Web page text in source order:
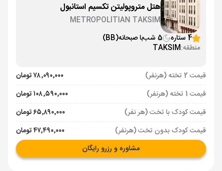
هتل متروپولیتن تکسیم استانبول
METROPOLITIAN TAKSIM
4 ستاره
5 شب با صبحانه(BB)
منطقه:TAKSIM
قیمت 2 تخته (هرنفر)
۷۸٬۰۹۰٬۰۰۰ تومان
قیمت 1 تخته (هرنفر)
۱۰۸٬۵۹۰٬۰۰۰ تومان
قیمت کودک با تخت (هر نفر)
۶۵٬۸۹۰٬۰۰۰ تومان
قیمت کودک بدون تخت (هرنفر)
۴۷٬۴۹۰٬۰۰۰ تومان
مشاوره و رزرو رایگان